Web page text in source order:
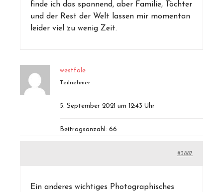
finde ich das spannend, aber Familie, Töchter
und der Rest der Welt lassen mir momentan
leider viel zu wenig Zeit.
westfale
Teilnehmer
5. September 2021 um 12:43 Uhr
Beitragsanzahl: 66
#3887
Ein anderes wichtiges Photographisches